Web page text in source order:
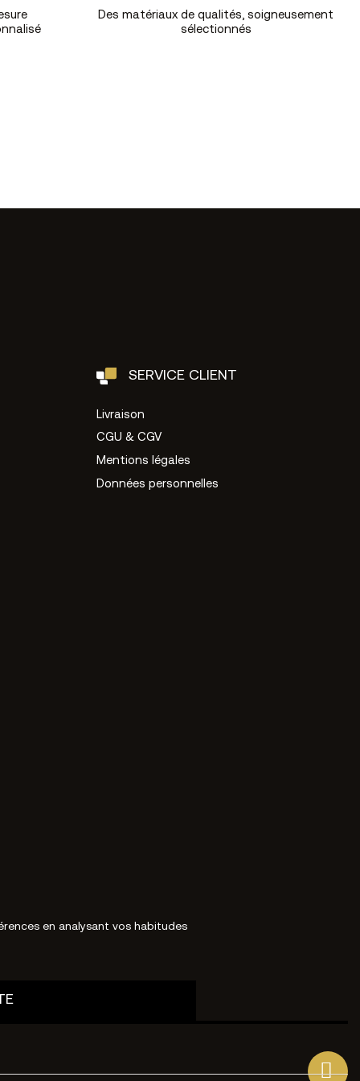
Des matériaux de qualités, soigneusement
sélectionnés
SERVICE CLIENT
Livraison
CGU & CGV
Mentions légales
Données personnelles
en analysant vos habitudes